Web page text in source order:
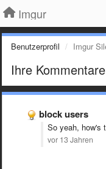
Imgur
Benutzerprofil Imgur
Ihre Kommentare
block users
So yeah, how's
vor 13 Jahren